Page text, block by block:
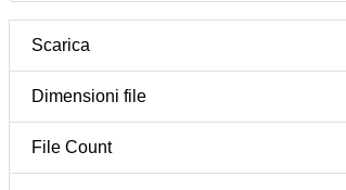
Scarica
Dimensioni file
File Count